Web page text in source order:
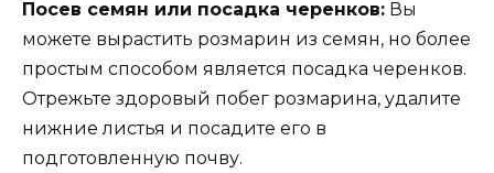
Посев семян или посадка черенков: Вы
можете вырастить розмарин из семян, но более
простым способом является посадка черенков.
Отрежьте здоровый побег розмарина, удалите
нижние листья и посадите его в
подготовленную почву.